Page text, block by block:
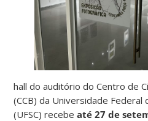
hall do auditório do Centro de
(CCB) da Universidade Federal
(UFSC) recebeaté 27 de